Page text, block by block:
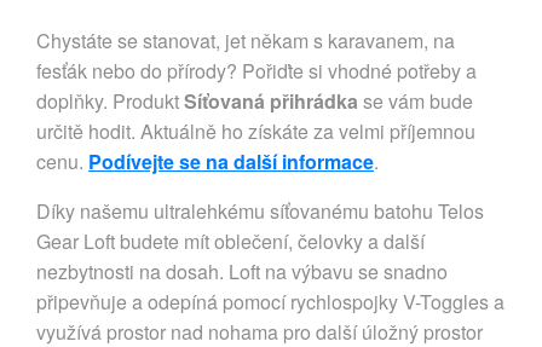
Chystáte se stanovat, jet někam s karavanem, na
fesťák nebo do přírody? Pořiďte si vhodné potřeby a
doplňky. ProduktSíťovaná přihrádka se vám bude
určitě hodit. Aktuálně ho získáte za velmi příjemnou
cenu. Podívejte se na další informace.
Díky našemu ultralehkému síťovanému batohu Telos
Gear Loft budete mít oblečení, čelovky a další
nezbytnosti na dosah. Loft na výbavu se snadno
připevňuje a odepíná pomocí rychlospojky V-Toggles a
využívá prostor nad nohama pro další úložný prostor